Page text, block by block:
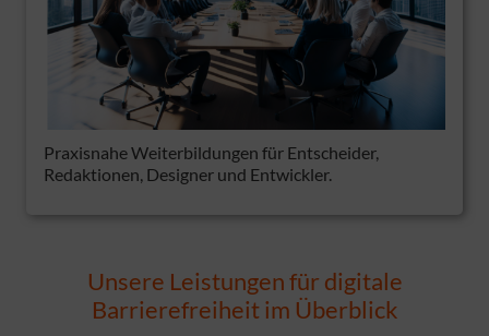
Praxisnahe Weiterbildungen für Entscheider,
Redaktionen, Designer und Entwickler.
Unsere Leistungen für digitale
Barrierefreiheit im Überblick